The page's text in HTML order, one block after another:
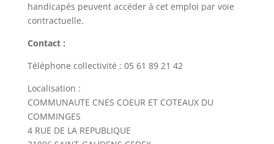
handicapés peuvent accéder à cet emploi par voie
contractuelle.
Contact :
Téléphone collectivité : 05 61 89 21 42
Localisation :
COMMUNAUTE CNES COEUR ET COTEAUX DU
COMMINGES
4 RUE DE LA REPUBLIQUE